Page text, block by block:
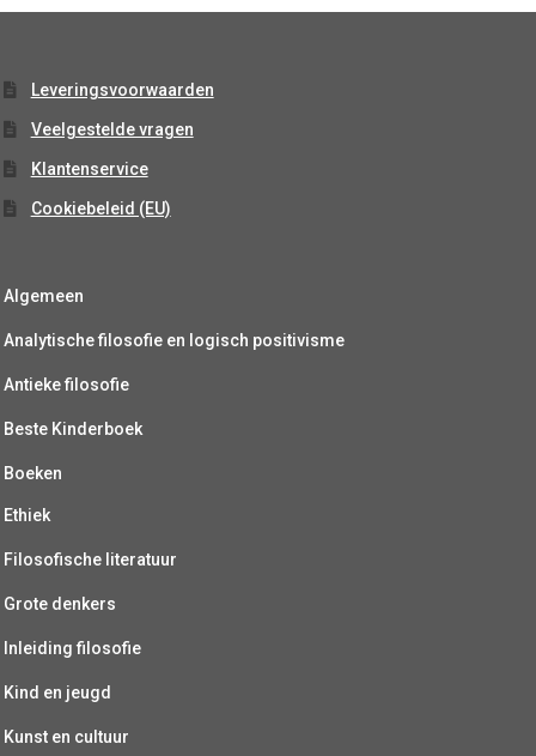
Leveringsvoorwaarden
Veelgestelde vragen
Klantenservice
Cookiebeleid (EU)
Algemeen
Analytische filosofie en logisch positivisme
Antieke filosofie
Beste Kinderboek
Boeken
Ethiek
Filosofische literatuur
Grote denkers
Inleiding filosofie
Kind en jeugd
Kunst en cultuur